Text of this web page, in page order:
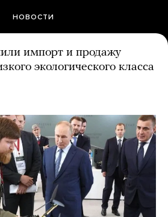
НОВОСТИ
импорт и продажу
экологического класса